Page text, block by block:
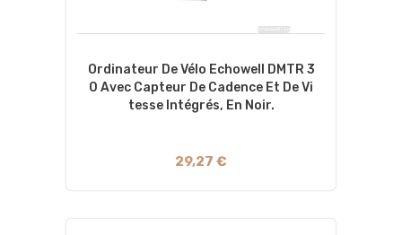
Ordinateur De Vélo Echowell DMTR 3
0 Avec Capteur De Cadence Et De Vi
Tesse Intégrés, En Noir.
29,27 €